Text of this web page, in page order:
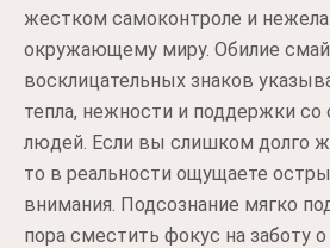
жестком самоконтроле и
окружающему миру. Обилие
восклицательных знаков
тепла, нежности и поддержки со
людей. Если вы слишком долго
то в реальности ощущаете
внимания. Подсознание мягко
пора сместить фокус на заботу